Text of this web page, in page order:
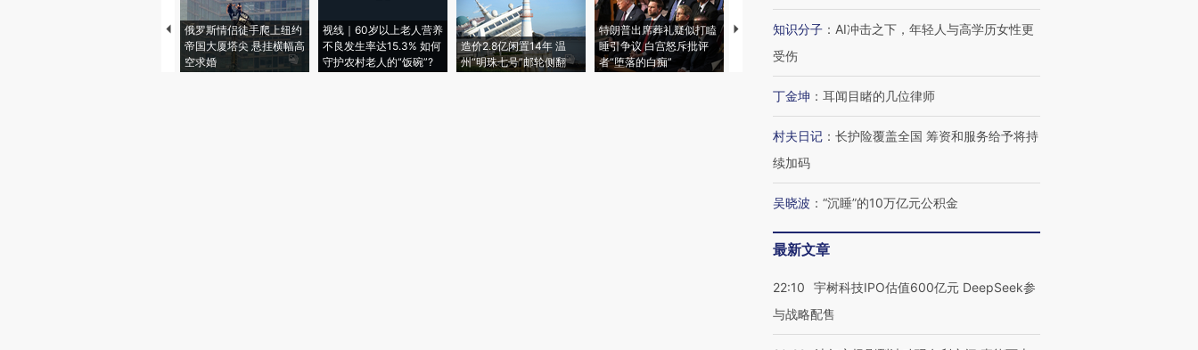
俄罗斯情侣徒手爬上纽约
帝国大厦塔尖 悬挂横幅高
空求婚
视线｜60岁以上老人营养
不良发生率达15.3% 如何
守护农村老人的“饭碗”?
造价2.8亿闲置14年 温
州“明珠七号”邮轮侧翻
特朗普出席葬礼疑似打瞌
睡引争议 白宫怒斥批评
者“堕落的白痴”
视线｜全球最热百城独占
视线｜不考竞赛的王虹、
知识分子 ： AI冲击之下，年轻人与高学历女性更
受伤
丁金坤 ： 耳闻目睹的几位律师
村夫日记 ： 长护险覆盖全国 筹资和服务给予将持
续加码
吴晓波 ： “沉睡”的10万亿元公积金
最新文章
22:10
宇树科技IPO估值600亿元 DeepSeek参
与战略配售